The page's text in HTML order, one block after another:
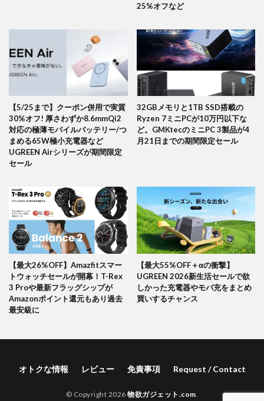
25%オフなど
【5/25まで】クーポン併用で実質
30%オフ! 厚さわずか8.6mmQi2
対応の極薄モバイルバッテリー/つ
まめる65W極小充電器など
UGREEN Airシリーズが期間限定
セール
32GBメモリと1TB SSD搭載の
Ryzen 7ミニPCが10万円以下な
ど。GMKtecのミニPC 3製品が4
月21日までの期間限定セール
【最大26%OFF】Amazfitスマー
トウォッチセールが開幕！T-Rex
3 Proや最新フラッグシップが
Amazonポイント還元もあり過去
最安級に
【最大55%OFF＋αの衝撃】
UGREEN 2026新生活セールで欲
しかった充電器やモバ充をまとめ
買いするチャンス
オトクな情報 レビュー 免責事項 Request / Contact
© Copyright 2026物欲ガジェット.com